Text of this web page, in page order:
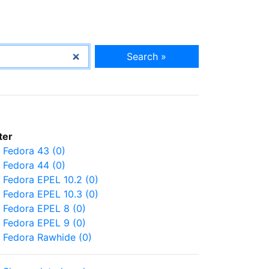
Search »
Fedora 43 (0)
Fedora 44 (0)
Fedora EPEL 10.2 (0)
Fedora EPEL 10.3 (0)
Fedora EPEL 8 (0)
Fedora EPEL 9 (0)
Fedora Rawhide (0)